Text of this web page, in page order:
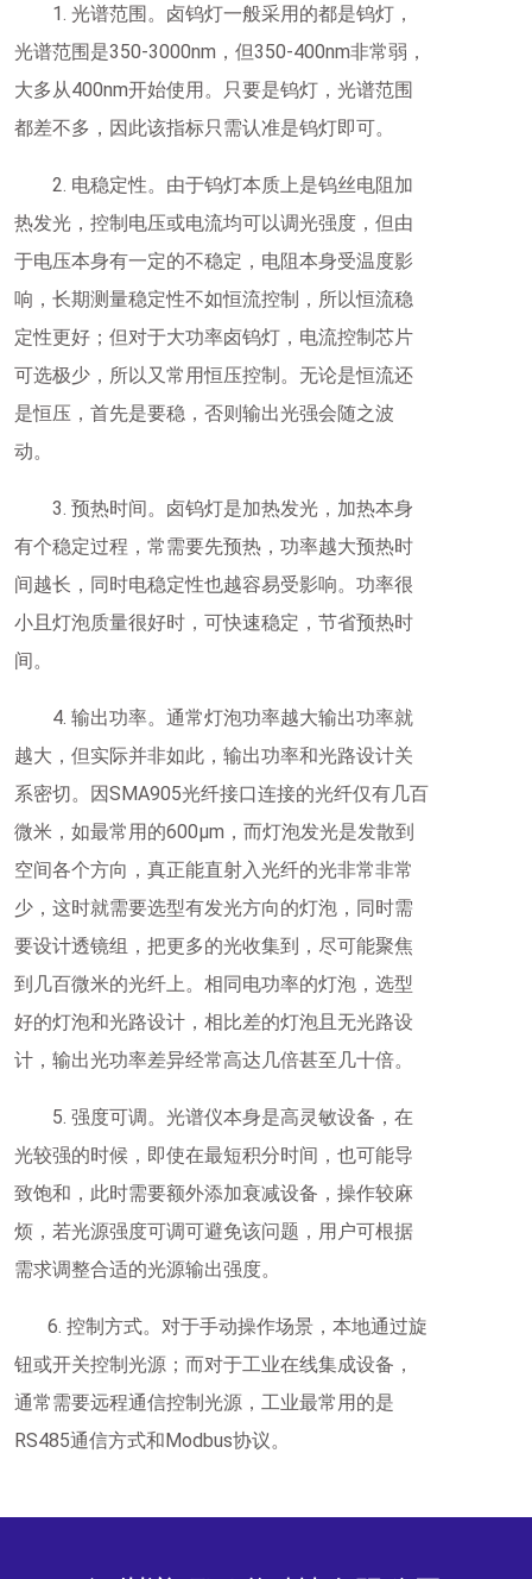
1. 光谱范围。卤钨灯一般采用的都是钨灯，
光谱范围是350-3000nm，但350-400nm非常弱，
大多从400nm开始使用。只要是钨灯，光谱范围
都差不多，因此该指标只需认准是钨灯即可。
2. 电稳定性。由于钨灯本质上是钨丝电阻加
热发光，控制电压或电流均可以调光强度，但由
于电压本身有一定的不稳定，电阻本身受温度影
响，长期测量稳定性不如恒流控制，所以恒流稳
定性更好；但对于大功率卤钨灯，电流控制芯片
可选极少，所以又常用恒压控制。无论是恒流还
是恒压，首先是要稳，否则输出光强会随之波
动。
3. 预热时间。卤钨灯是加热发光，加热本身
有个稳定过程，常需要先预热，功率越大预热时
间越长，同时电稳定性也越容易受影响。功率很
小且灯泡质量很好时，可快速稳定，节省预热时
间。
4. 输出功率。通常灯泡功率越大输出功率就
越大，但实际并非如此，输出功率和光路设计关
系密切。因SMA905光纤接口连接的光纤仅有几百
微米，如最常用的600μm，而灯泡发光是发散到
空间各个方向，真正能直射入光纤的光非常非常
少，这时就需要选型有发光方向的灯泡，同时需
要设计透镜组，把更多的光收集到，尽可能聚焦
到几百微米的光纤上。相同电功率的灯泡，选型
好的灯泡和光路设计，相比差的灯泡且无光路设
计，输出光功率差异经常高达几倍甚至几十倍。
5. 强度可调。光谱仪本身是高灵敏设备，在
光较强的时候，即使在最短积分时间，也可能导
致饱和，此时需要额外添加衰减设备，操作较麻
烦，若光源强度可调可避免该问题，用户可根据
需求调整合适的光源输出强度。
6. 控制方式。对于手动操作场景，本地通过旋
钮或开关控制光源；而对于工业在线集成设备，
通常需要远程通信控制光源，工业最常用的是
RS485通信方式和Modbus协议。